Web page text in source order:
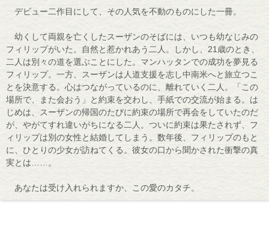
デビュー二作目にして、その人気を不動のものにした一冊。
幼くして両親を亡くしたスーザンのそばには、いつも幼なじみの
フィリップがいた。自然と惹かれあう二人。しかし、21歳のとき、
二人は別々の道を選ぶことにした。マンハッタンでの成功を夢見る
フィリップ。一方、スーザンは人道支援を志し中南米へと旅立つこ
とを決意する。心はつながっているのに、離れていく二人。「この
場所で、また会おう」と約束を交わし、手紙での交流が始まる。は
じめは、スーザンの帰国のたびに約束の場所で再会をしていたのだ
が、やがてすれ違いがちになる二人。ついに約束は果たされず、フ
ィリップは別の女性と結婚してしまう。数年後、フィリップのもと
に、ひとりの少女が訪ねてくる。彼女の口から聞かされた衝撃の真
実とは……。
あなたは受け入れられますか、この愛のカタチ。